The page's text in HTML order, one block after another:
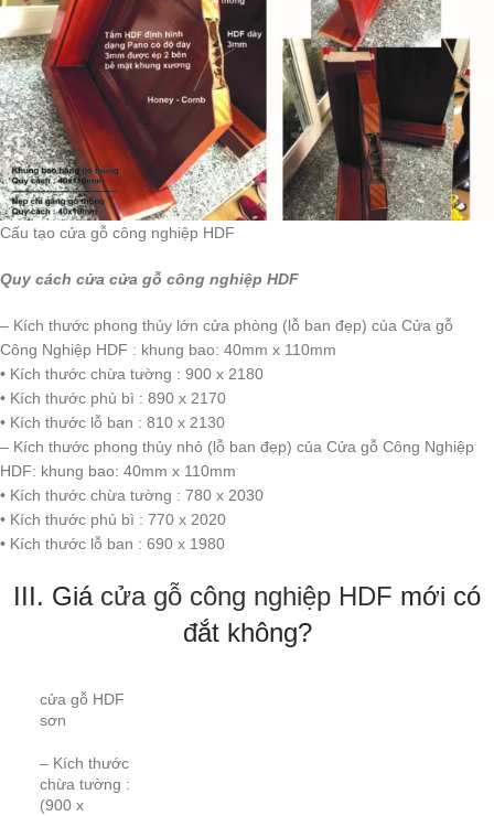
Cấu tạo cửa gỗ công nghiệp HDF
Quy cách cửa cửa gỗ công nghiệp HDF
– Kích thước phong thủy lớn cửa phòng (lỗ ban đẹp) của Cửa gỗ
Công Nghiệp HDF : khung bao: 40mm x 110mm
• Kích thước chừa tường : 900 x 2180
• Kích thước phủ bì : 890 x 2170
• Kích thước lỗ ban : 810 x 2130
– Kích thước phong thủy nhỏ (lỗ ban đẹp) của Cửa gỗ Công Nghiệp
HDF: khung bao: 40mm x 110mm
• Kích thước chừa tường : 780 x 2030
• Kích thước phủ bì : 770 x 2020
• Kích thước lỗ ban : 690 x 1980
III. Giá cửa gỗ công nghiệp HDF mới có
đắt không?
cửa gỗ HDF
sơn
– Kích thước
chừa tường :
(900 x